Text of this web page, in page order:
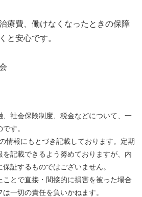
療費、働けなくなったときの保障
と安心です。
、社会保険制度、税金などについて、一
す。
情報にもとづき記載しております。定期
記載できるよう努めておりますが、内
証するものではございません。
とで直接・間接的に損害を被った場合
一切の責任を負いかねます。